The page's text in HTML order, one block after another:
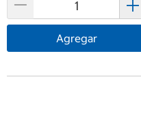
Agregar